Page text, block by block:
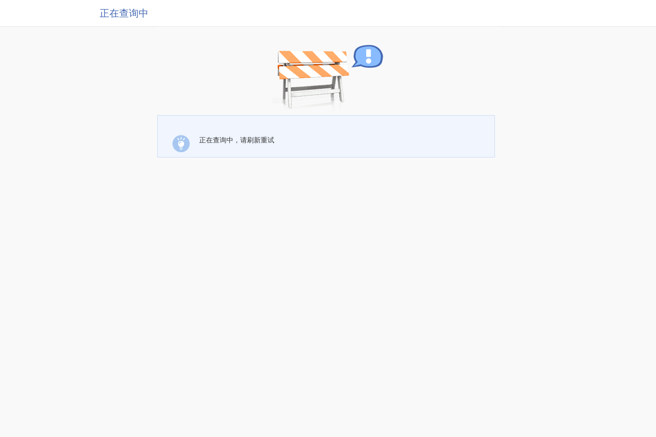
正在查询中
正在查询中，请刷新重试